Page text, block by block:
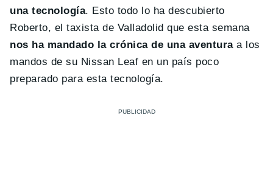
una tecnología. Esto todo lo ha descubierto
Roberto, el taxista de Valladolid que esta semana
nos ha mandado la crónica de una aventuraa los
mandos de su Nissan Leaf en un país poco
preparado para esta tecnología.